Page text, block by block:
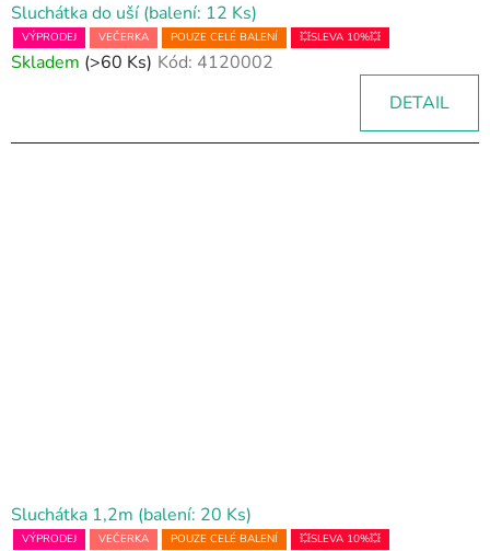
Sluchátka do uší (balení: 12 Ks)
VÝPRODEJ VEČERKA POUZE CELÉ BALENÍ 💥SLEVA 10%💥
Skladem (>60 Ks) Kód: 4120002
DETAIL
Sluchátka 1,2m (balení: 20 Ks)
VÝPRODEJ VEČERKA POUZE CELÉ BALENÍ 💥SLEVA 10%💥